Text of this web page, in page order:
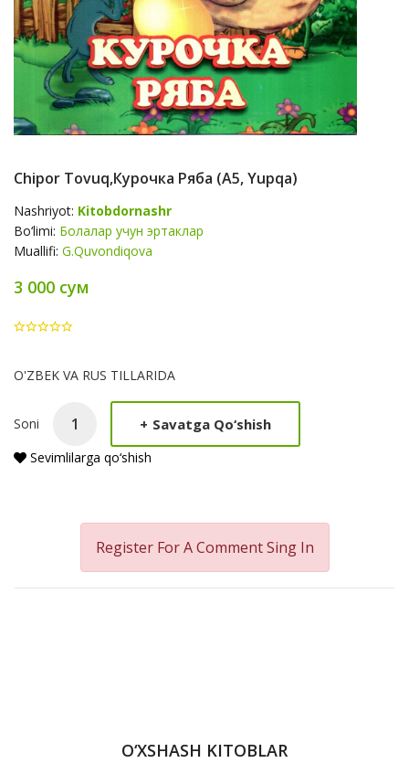
Chipor Tovuq,курочка Ряба (А5, Yupqa)
Nashriyot: Kitobdornashr
Bo‘limi: Болалар учун эртаклар
Muallifi: G.Quvondiqova
3 000 сум
Product
O'ZBEK VA RUS TILLARIDA
Soni + Savatga Qo‘shish
Sevimlilarga qo‘shish
Register For A CommentSing In
O‘XSHASH KITOBLAR